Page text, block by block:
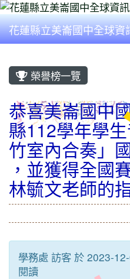
花蓮縣立美崙國中全球資
榮譽榜一覽
恭喜美崙國中
縣112學年學
竹室內合奏」
，並獲得全國
林毓文老師的
學務處 訪客 於 2023-
閱讀